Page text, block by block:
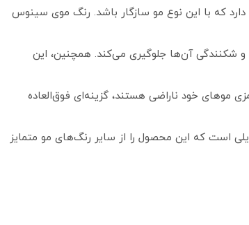
دارد که با این نوع مو سازگار باشد. رنگ موی سینوس
شکنندگی آن‌ها جلوگیری می‌کند. همچنین، این
موهای خود ناراضی هستند، گزینه‌ای فوق‌العاده
است که این محصول را از سایر رنگ‌های مو متمایز